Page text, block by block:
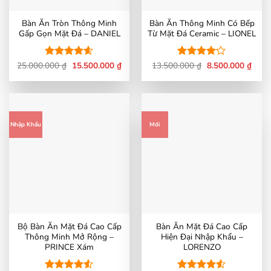
Bàn Ăn Tròn Thông Minh
Gấp Gọn Mặt Đá – DANIEL
Được xếp
5 sao
25.000.000₫ Giá
là:
15.500.000 ₫Giá
hiện
tại
15.500.000 ₫.
Bàn Ăn Thông Minh Có Bếp
Từ Mặt Đá Ceramic – LIONEL
Được xếp
5 sao
13.500.000₫ Giá
là:
8.500.000 ₫Giá
hiện
tại
Nhập Khẩu
Bộ Bàn Ăn Mặt Đá Cao Cấp
Thông Minh Mở Rộng –
PRINCE Xám
Mới
Bàn Ăn Mặt Đá Cao Cấp
Hiện Đại Nhập Khẩu –
LORENZO